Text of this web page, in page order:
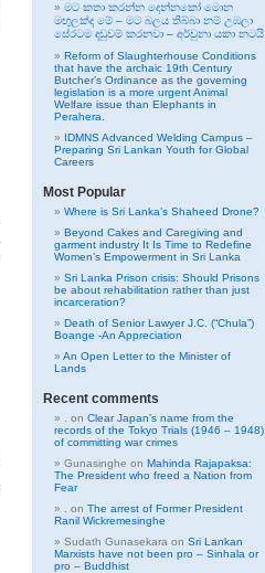
මට කතා කරන්න දෙන්නකෝ මොන
මඟුලක්ද මේ – මට බලය තිබ්බා නම් උඹලා
සේරටම දඬුවම් කරනවා – අර්චුනා යකා නටයි
Reform of Slaughterhouse Conditions
that have the archaic 19th Century
Butcher’s Ordinance as the governing
legislation is a more urgent Animal
Welfare issue than Elephants in
Perahera.
IDMNS Advanced Welding Campus –
Preparing Sri Lankan Youth for Global
Careers
Most Popular
Where is Sri Lanka’s Shaheed Drone?
Beyond Cakes and Caregiving and
garment industry It Is Time to Redefine
Women’s Empowerment in Sri Lanka
Sri Lanka Prison crisis: Should Prisons
be about rehabilitation rather than just
incarceration?
Death of Senior Lawyer J.C. (“Chula”)
Boange -An Appreciation
An Open Letter to the Minister of
Lands
Recent comments
on Clear Japan’s name from the
records of the Tokyo Trials (1946 – 1948)
of committing war crimes
Gunasinghe on Mahinda Rajapaksa:
The President who freed a Nation from
Fear
on The arrest of Former President
Ranil Wickremesinghe
Sudath Gunasekara on Sri Lankan
Marxists have not been pro – Sinhala or
pro – Buddhist